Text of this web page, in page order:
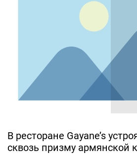
В ресторане Gayane’s
сквозь призму армянской